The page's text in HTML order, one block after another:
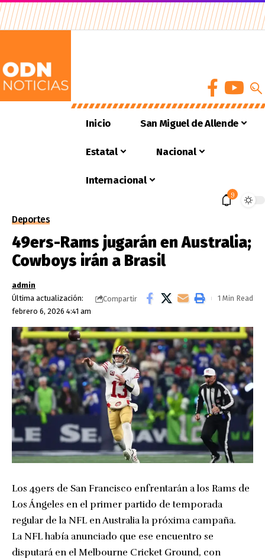
Inicio San Miguel de Allende
Estatal Nacional
Internacional
9
Deportes
49ers-Rams jugarán en Australia;
Cowboys irán a Brasil
Última actualización:
febrero 6, 2026 4:41 am
admin
Compartir
1 Min Read
Los 49ers de San Francisco enfrentarán a los Rams de
Los Ángeles en el primer partido de temporada
regular de la NFL en Australia la próxima campaña.
La NFL había anunciado que ese encuentro se
disputará en el Melbourne Cricket Ground, con